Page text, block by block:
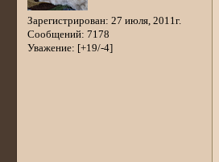
Зарегистрирован: 27 июля, 2011г.
Сообщений: 7178
Уважение: [+19/-4]